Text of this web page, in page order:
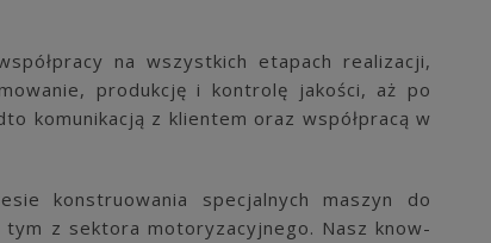
na wszystkich etapach realizacji,
produkcję i kontrolę jakości, aż po
komunikacją z klientem oraz współpracą w
konstruowania specjalnych maszyn do
tym z sektora motoryzacyjnego. Nasz know-